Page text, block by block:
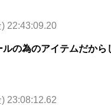
22:43:09.20
の為のアイテムだか
23:08:12.62